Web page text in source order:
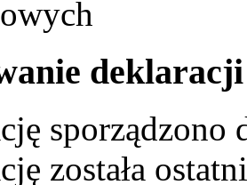
sporządzono
została